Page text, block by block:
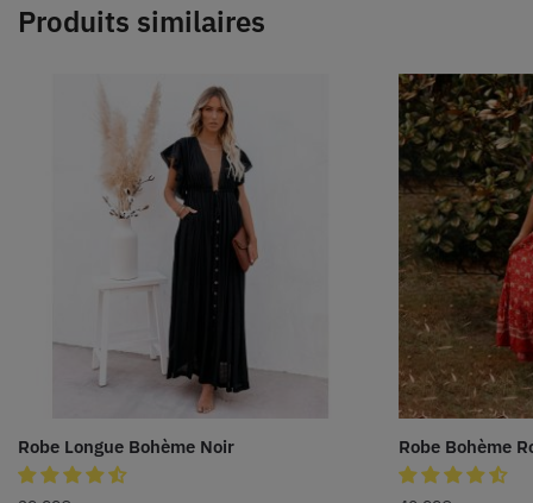
Produits similaires
Robe Longue Bohème Noir Robe Bohème